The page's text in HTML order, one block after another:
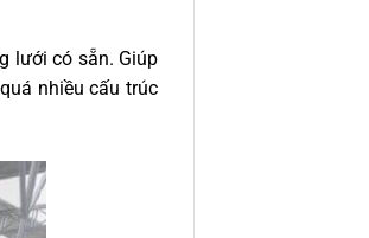
lưới có sẵn. Giúp
nhiều cấu trúc